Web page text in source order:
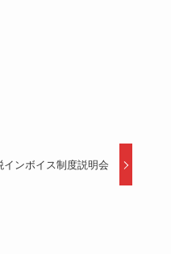
インボイス制度説明会